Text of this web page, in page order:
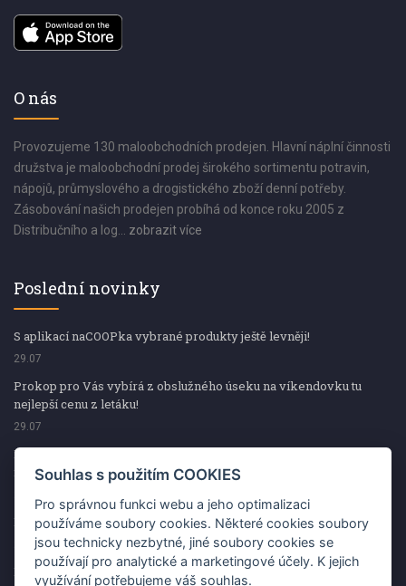
O nás
Provozujeme 130 maloobchodních prodejen. Hlavní náplní činnosti
družstva je maloobchodní prodej širokého sortimentu potravin,
nápojů, průmyslového a drogistického zboží denní potřeby.
Zásobování našich prodejen probíhá od konce roku 2005 z
Distribučního a log... zobrazit více
Poslední novinky
S aplikací naCOOPka vybrané produkty ještě levněji!
29.07
Prokop pro Vás vybírá z obslužného úseku na víkendovku tu
nejlepší cenu z letáku!
29.07
Prokop pro Vás vybírá z obslužného úseku na víkendovku tu
nejlepší cenu z letáku!
Kup špekáčky od Váhaly a vyhraj s naCOOPkou sekerku Fiskars
29.07
Prokop pro Vás vybírá na víkendovku ty nejlepší ceny z letáku!
Souhlas s použitím COOKIES
Pro správnou funkci webu a jeho optimalizaci
používáme soubory cookies. Některé cookies soubory
jsou technicky nezbytné, jiné soubory cookies se
používají pro analytické a marketingové účely. K jejich
využívání potřebujeme váš souhlas.